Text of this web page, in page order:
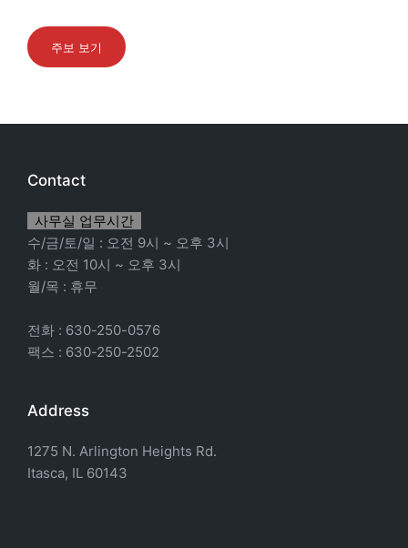
주보 보기
Contact
사무실 업무시간
수/금/토/일 : 오전 9시 ~ 오후 3시
화 : 오전 10시 ~ 오후 3시
월/목 : 휴무
전화 : 630-250-0576
팩스 : 630-250-2502
Address
1275 N. Arlington Heights Rd.
Itasca, IL 60143